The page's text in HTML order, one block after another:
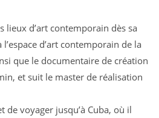
lieux d’art contemporain dès sa
d’art contemporain de la
que le documentaire de création
et suit le master de réalisation
voyager jusqu’à Cuba, où il